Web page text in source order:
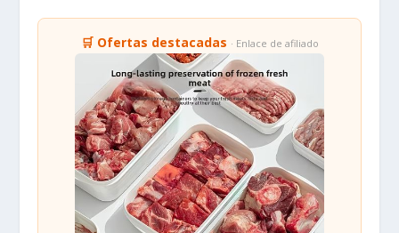
🛒 Ofertas destacadas · Enlace de afiliado